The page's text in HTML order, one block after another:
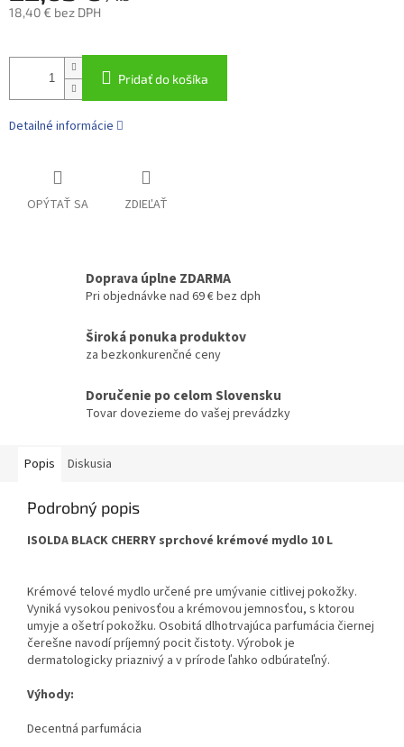
18,40 € bez DPH
cena:
Pridať do košíka
Detailné informácie
OPÝTAŤ SA ZDIEĽAŤ
Doprava úplne ZDARMA
Pri objednávke nad 69 € bez dph
Široká ponuka produktov
za bezkonkurenčné ceny
Doručenie po celom Slovensku
Tovar dovezieme do vašej prevádzky
Popis Diskusia
Podrobný popis
ISOLDA BLACK CHERRY sprchové krémové mydlo 10 L
Krémové telové mydlo určené pre umývanie citlivej pokožky.
Vyniká vysokou penivosťou a krémovou jemnosťou, s ktorou
umyje a ošetrí pokožku. Osobitá dlhotrvajúca parfumácia čiernej
čerešne navodí príjemný pocit čistoty. Výrobok je
dermatologicky priaznivý a v prírode ľahko odbúrateľný.
Výhody:
Decentná parfumácia